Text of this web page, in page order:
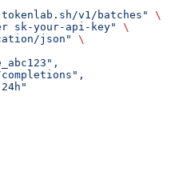
v1/batches"
\
sk-your-api-key"
\
json"
\